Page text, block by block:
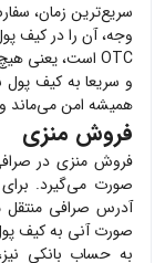
سریع‌ترین زمان،
وجه، آن را در کیف
OTC است، یعنی هیچ گاه
و سریعا به کیف پول
همیشه امن می‌ماند
فروش منزی
فروش منزیدر
صورت می‌گیرد.
آدرس صرافی منتقل
صورت آنی به کیف
به حساب بانکی